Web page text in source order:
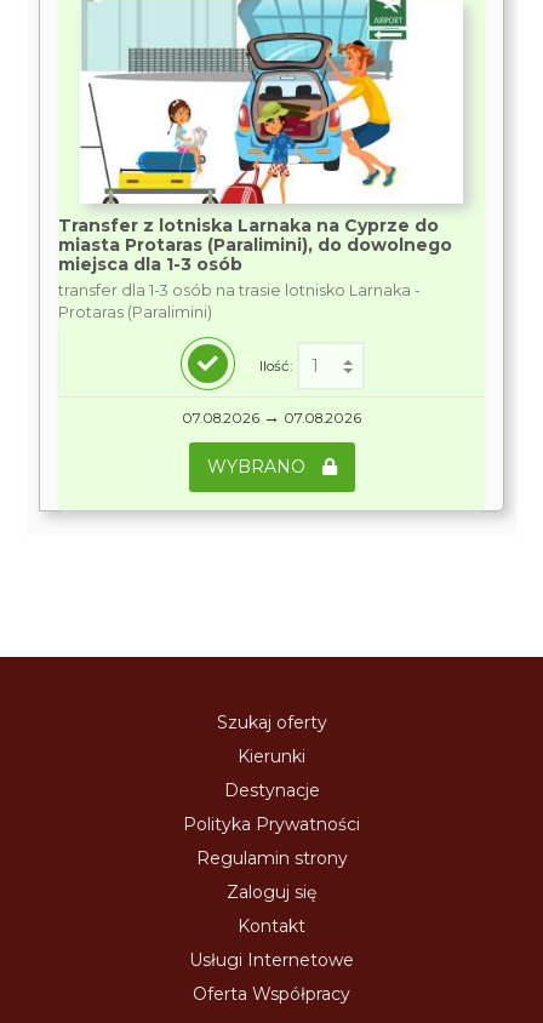
Transfer z lotniska Larnaka na Cyprze do
miasta Protaras (Paralimini), do dowolnego
miejsca dla 1-3 osób
transfer dla 1-3 osób na trasie lotnisko Larnaka -
Protaras (Paralimini)
Ilość:
07.08.2026 → 07.08.2026
WYBRANO
Szukaj oferty
Kierunki
Destynacje
Polityka Prywatności
Regulamin strony
Zaloguj się
Kontakt
Usługi Internetowe
Oferta Współpracy